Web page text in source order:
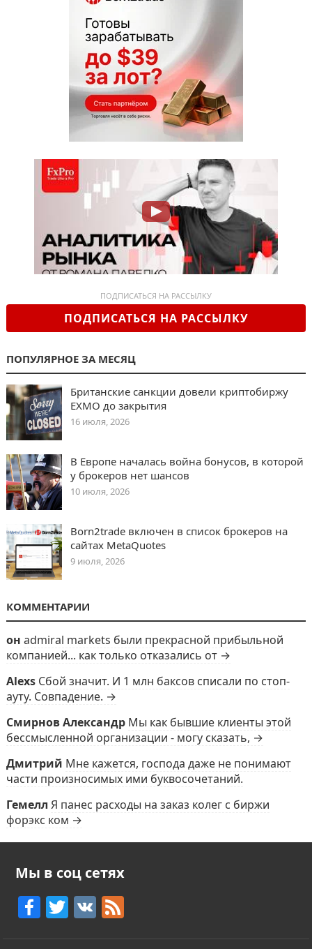
ПОДПИСАТЬСЯ НА РАССЫЛКУ
ПОДПИСАТЬСЯ НА РАССЫЛКУ
ПОПУЛЯРНОЕ ЗА МЕСЯЦ
Британские санкции довели криптобиржу
EXMO до закрытия
16 июля, 2026
В Европе началась война бонусов, в которой
у брокеров нет шансов
10 июля, 2026
Born2trade включен в список брокеров на
сайтах MetaQuotes
9 июля, 2026
КОММЕНТАРИИ
он admiral markets были прекрасной прибыльной
компанией... как только отказались от →
Alexs Сбой значит. И 1 млн баксов списали по стоп-
ауту. Совпадение. →
Смирнов Александр Мы как бывшие клиенты этой
бессмысленной организации - могу сказать, →
Дмитрий Мне кажется, господа даже не понимают
части произносимых ими буквосочетаний.
Гемелл Я панес расходы на заказ колег с биржи
форэкс ком →
Мы в соц сетях
F T V F